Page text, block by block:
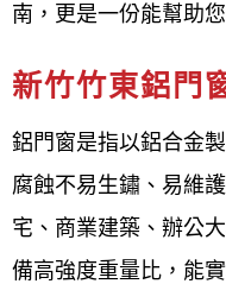
最大的責任」的
每一次需求，認
客戶信任。
南，更是一份能幫助
新竹竹東鋁門
鋁門窗是指以鋁合金
腐蝕不易生鏽、易維
宅、商業建築、辦公
備高強度重量比，能